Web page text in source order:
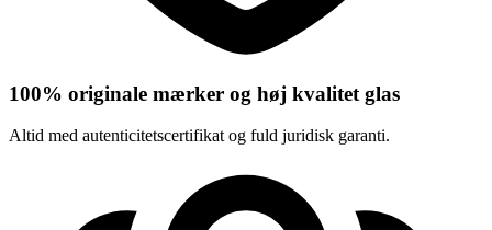
100% originale mærker og høj kvalitet glas
Altid med autenticitetscertifikat og fuld juridisk garanti.